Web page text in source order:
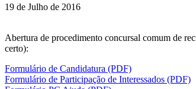
19 de Julho de 2016
Abertura de procedimento concursal comum de
certo):
Formulário de Candidatura (PDF)
Formulário de Participação de Interessados (PDF)